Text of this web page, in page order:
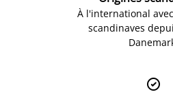
À l'international
scandinaves
